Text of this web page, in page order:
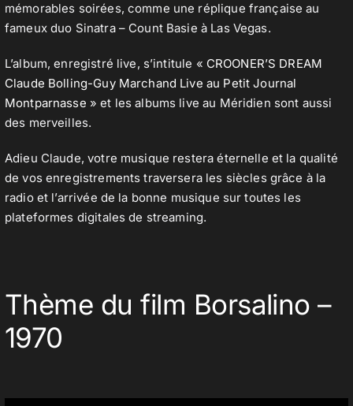
mémorables soirées, comme une réplique française au
fameux duo Sinatra – Count Basie à Las Vegas.
L’album, enregistré live, s’intitule « CROONER’S DREAM
Claude Bolling-Guy Marchand Live au Petit Journal
Montparnasse » et les albums live au Méridien sont aussi
des merveilles.
Adieu Claude, votre musique restera éternelle et la qualité
de vos enregistrements traversera les siècles grâce à la
radio et l’arrivée de la bonne musique sur toutes les
plateformes digitales de streaming.
Thème du film Borsalino –
1970